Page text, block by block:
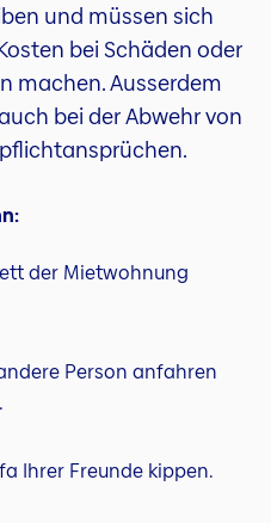
und müssen sich
bei Schäden oder
machen. Ausserdem
bei der Abwehr von
der Mietwohnung
Person anfahren
Ihrer Freunde kippen.